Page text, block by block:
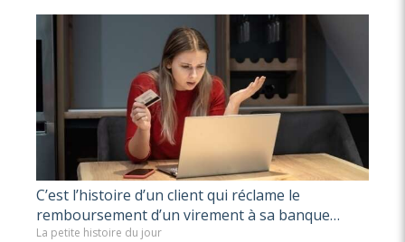
C’est l’histoire d’un client qui réclame le
remboursement d’un virement à sa banque…
La petite histoire du jour